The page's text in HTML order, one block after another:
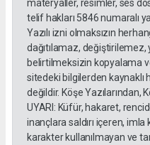
materyaller, resimler, ses
telif hakları 5846 numaralı
Yazılı izni olmaksızın
dağıtılamaz,
belirtilmeksizin kopyalama
sitedeki bilgilerden kaynaklı
değildir. Köşe Yazılarından,
UYARI: Küfür, hakaret,
inançlara saldırı içeren, imla
karakter kullanılmayan ve